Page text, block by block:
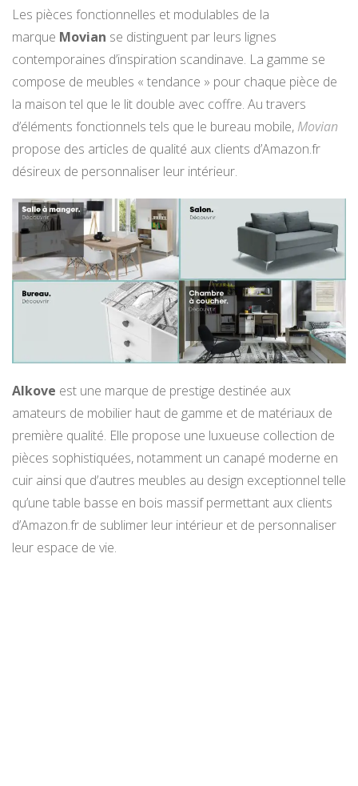
Les pièces fonctionnelles et modulables de la
marque Movian se distinguent par leurs lignes
contemporaines d’inspiration scandinave. La gamme se
compose de meubles « tendance » pour chaque pièce de
la maison tel que le lit double avec coffre. Au travers
d’éléments fonctionnels tels que le bureau mobile, Movian
propose des articles de qualité aux clients d’Amazon.fr
désireux de personnaliser leur intérieur.
Alkove est une marque de prestige destinée aux
amateurs de mobilier haut de gamme et de matériaux de
première qualité. Elle propose une luxueuse collection de
pièces sophistiquées, notamment un canapé moderne en
cuir ainsi que d’autres meubles au design exceptionnel telle
qu’une table basse en bois massif permettant aux clients
d’Amazon.fr de sublimer leur intérieur et de personnaliser
leur espace de vie.